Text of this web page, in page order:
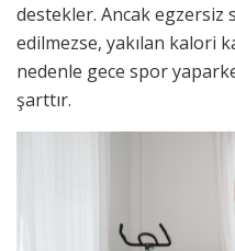
destekler. Ancak egzersiz
edilmezse, yakılan kalori
nedenle gece spor
şarttır.